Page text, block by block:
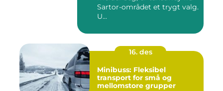
Sartor-området et trygt valg.
U...
16. des
Minibuss: Fleksibel
transport for små og
mellomstore grupper